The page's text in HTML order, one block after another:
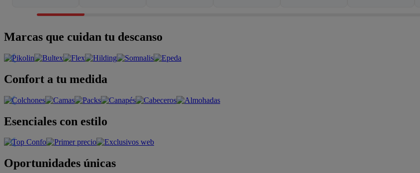
Marcas que cuidan tu descanso
Confort a tu medida
Esenciales con estilo
Oportunidades únicas